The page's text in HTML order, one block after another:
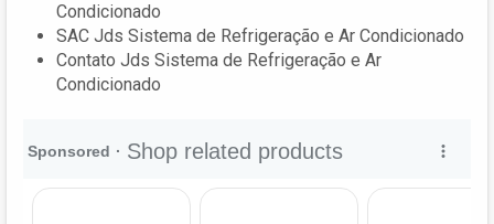
Condicionado
SAC Jds Sistema de Refrigeração e Ar Condicionado
Contato Jds Sistema de Refrigeração e Ar
Condicionado